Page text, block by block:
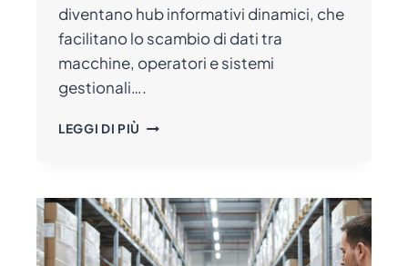
diventano hub informativi dinamici, che
facilitano lo scambio di dati tra
macchine, operatori e sistemi
gestionali….
LEGGI DI PIÙ CODICI
QR
CODE:
STRUMENTI
FONDAMENTALI